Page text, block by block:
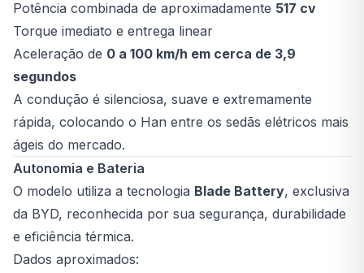
Potência combinada de aproximadamente 517 cv
Torque imediato e entrega linear
Aceleração de 0 a 100 km/h em cerca de 3,9
segundos
A condução é silenciosa, suave e extremamente
rápida, colocando o Han entre os sedãs elétricos mais
ágeis do mercado.
Autonomia e Bateria
O modelo utiliza a tecnologia Blade Battery, exclusiva
da BYD, reconhecida por sua segurança, durabilidade
e eficiência térmica.
Dados aproximados: